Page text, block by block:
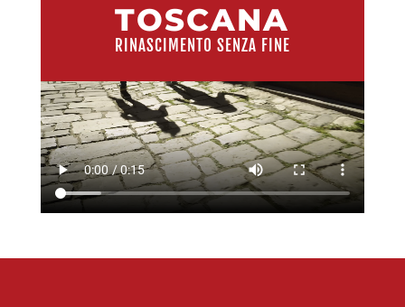
TOSCANA
RINASCIMENTO SENZA FINE